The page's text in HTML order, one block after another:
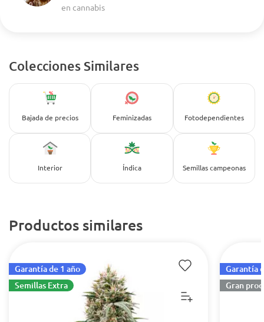
en cannabis
Colecciones Similares
Bajada de precios Feminizadas Fotodependientes
Interior Índica Semillas campeonas
Productos similares
Garantía de 1 año
Semillas Extra
Garantía
Gran